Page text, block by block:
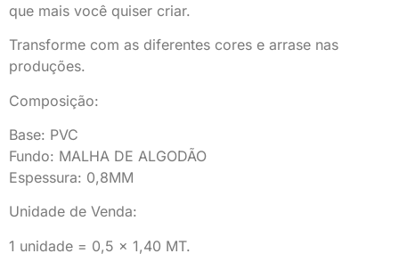
que mais você quiser criar.
Transforme com as diferentes cores e arrase nas
produções.
Composição:
Base: PVC
Fundo: MALHA DE ALGODÃO
Espessura: 0,8MM
Unidade de Venda:
1 unidade = 0,5 x 1,40 MT.